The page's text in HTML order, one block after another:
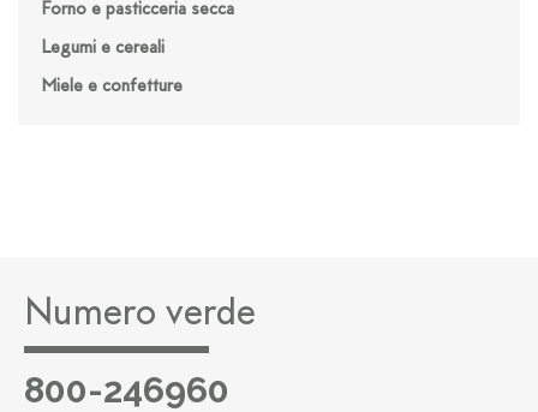
Forno e pasticceria secca
Legumi e cereali
Miele e confetture
Numero verde
800-246960